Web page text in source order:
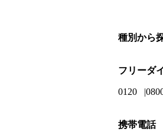
種別から
フリーダ
0120
携帯電話